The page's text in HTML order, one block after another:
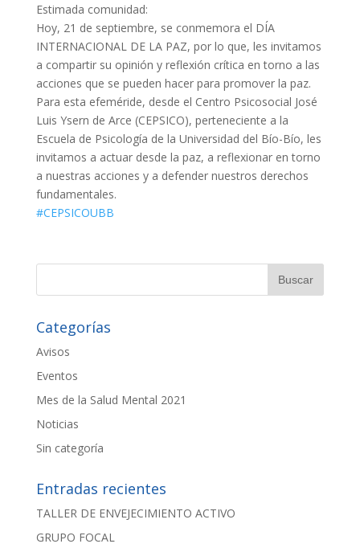
Estimada comunidad:
Hoy, 21 de septiembre, se conmemora el DÍA
INTERNACIONAL DE LA PAZ, por lo que, les invitamos
a compartir su opinión y reflexión crítica en torno a las
acciones que se pueden hacer para promover la paz.
Para esta efeméride, desde el Centro Psicosocial José
Luis Ysern de Arce (CEPSICO), perteneciente a la
Escuela de Psicología de la Universidad del Bío-Bío, les
invitamos a actuar desde la paz, a reflexionar en torno
a nuestras acciones y a defender nuestros derechos
fundamentales.
#CEPSICOUBB
Categorías
Avisos
Eventos
Mes de la Salud Mental 2021
Noticias
Sin categoría
Entradas recientes
TALLER DE ENVEJECIMIENTO ACTIVO
GRUPO FOCAL